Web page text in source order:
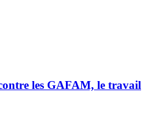
les GAFAM, le travail